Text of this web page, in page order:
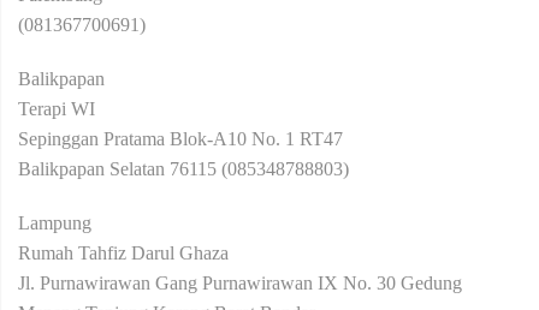
(081367700691)
Balikpapan
Terapi WI
Sepinggan Pratama Blok-A10 No. 1 RT47
Balikpapan Selatan 76115 (085348788803)
Lampung
Rumah Tahfiz Darul Ghaza
Jl. Purnawirawan Gang Purnawirawan IX No. 30 Gedung